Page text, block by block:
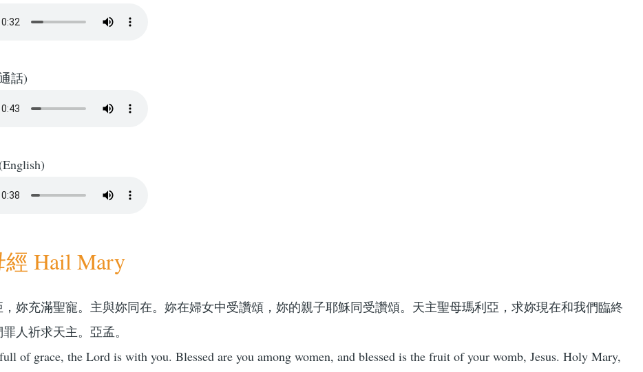
話)
Hail Mary
妳充滿聖寵。主與妳同在。妳在婦女中受讚頌，妳的親子耶穌同受讚頌。天主聖母瑪利亞，求妳現在和我們臨終
人祈求天主。亞孟。
of grace, the Lord is with you. Blessed are you among women, and blessed is the fruit of your womb, Jesus. Holy Mary,